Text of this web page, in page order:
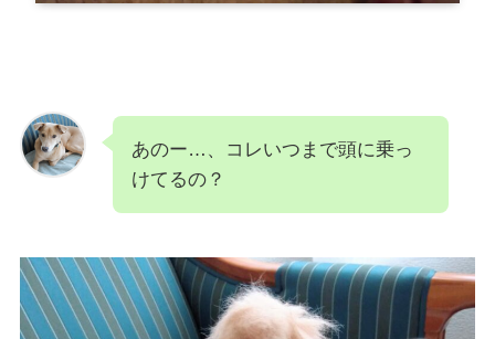
あのー…、コレいつまで頭に乗っ
けてるの？